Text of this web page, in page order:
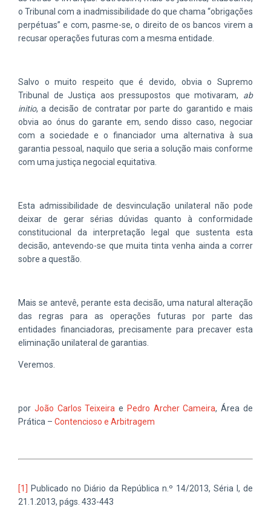
o Tribunal com a inadmissibilidade do que chama “obrigações
perpétuas” e com, pasme-se, o direito de os bancos virem a
recusar operações futuras com a mesma entidade.
Salvo o muito respeito que é devido, obvia o Supremo
Tribunal de Justiça aos pressupostos que motivaram, ab
initio, a decisão de contratar por parte do garantido e mais
obvia ao ónus do garante em, sendo disso caso, negociar
com a sociedade e o financiador uma alternativa à sua
garantia pessoal, naquilo que seria a solução mais conforme
com uma justiça negocial equitativa.
Esta admissibilidade de desvinculação unilateral não pode
deixar de gerar sérias dúvidas quanto à conformidade
constitucional da interpretação legal que sustenta esta
decisão, antevendo-se que muita tinta venha ainda a correr
sobre a questão.
Mais se antevê, perante esta decisão, uma natural alteração
das regras para as operações futuras por parte das
entidades financiadoras, precisamente para precaver esta
eliminação unilateral de garantias.
Veremos.
por João Carlos Teixeira e Pedro Archer Cameira, Área de
Prática – Contencioso e Arbitragem
[1]
Publicado no Diário da República n.º 14/2013, Séria I, de
21.1.2013, págs. 433-443